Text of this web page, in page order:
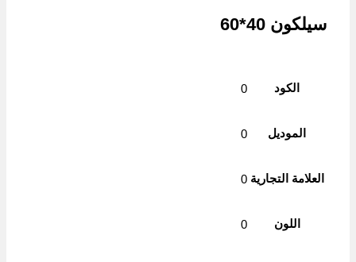
سيلكون 40*60
الكود 0
الموديل 0
العلامة التجارية 0
اللون 0